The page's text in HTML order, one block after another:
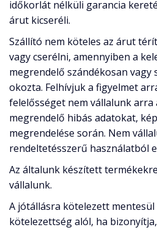
időkorlát nélküli garancia
árut kicseréli.
Szállító nem köteles az árut
vagy cserélni, amennyiben a
megrendelő szándékosan
okozta. Felhívjuk a figyelmet
felelősséget nem vállalunk arra
megrendelő hibás adatokat,
megrendelése során. Nem
rendeltetésszerű használatból
Az általunk készített termékekre
vállalunk.
A jótállásra kötelezett mentesül
kötelezettség alól, ha